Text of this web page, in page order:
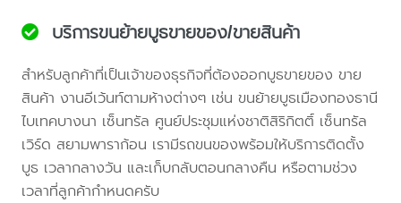
บริการขนย้ายบูธขายของ/ขายสินค้า
สำหรับลูกค้าที่เป็นเจ้าของธุรกิจที่ต้องออกบูธขายของ ขาย
สินค้า งานอีเว้นท์ตามห้างต่างๆ เช่น ขนย้ายบูธเมืองทองธานี
ไบเทคบางนา เซ็นทรัล ศูนย์ประชุมแห่งชาติสิริกิตติ์ เซ็นทรัล
เวิร์ด สยามพาราก้อน เรามีรถขนของพร้อมให้บริการติดตั้ง
บูธ เวลากลางวัน และเก็บกลับตอนกลางคืน หรือตามช่วง
เวลาที่ลูกค้ากำหนดครับ